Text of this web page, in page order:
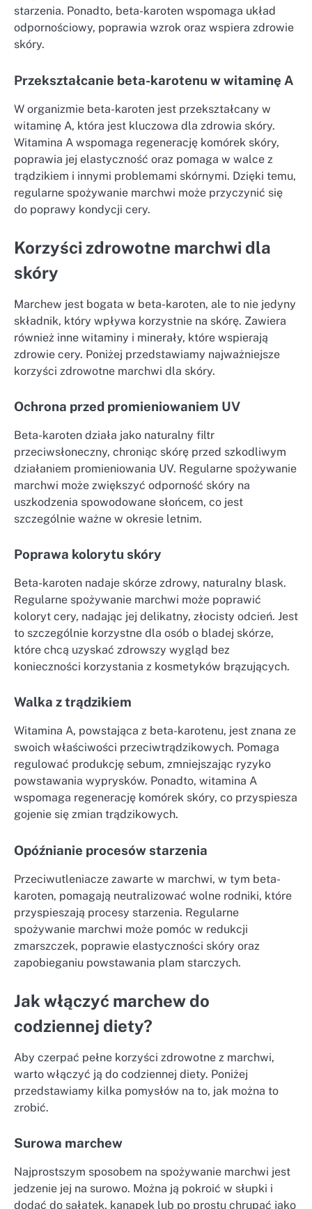
starzenia. Ponadto, beta-karoten wspomaga układ
odpornościowy, poprawia wzrok oraz wspiera zdrowie
skóry.
Przekształcanie beta-karotenu w witaminę A
W organizmie beta-karoten jest przekształcany w
witaminę A, która jest kluczowa dla zdrowia skóry.
Witamina A wspomaga regenerację komórek skóry,
poprawia jej elastyczność oraz pomaga w walce z
trądzikiem i innymi problemami skórnymi. Dzięki temu,
regularne spożywanie marchwi może przyczynić się
do poprawy kondycji cery.
Korzyści zdrowotne marchwi dla
skóry
Marchew jest bogata w beta-karoten, ale to nie jedyny
składnik, który wpływa korzystnie na skórę. Zawiera
również inne witaminy i minerały, które wspierają
zdrowie cery. Poniżej przedstawiamy najważniejsze
korzyści zdrowotne marchwi dla skóry.
Ochrona przed promieniowaniem UV
Beta-karoten działa jako naturalny filtr
przeciwsłoneczny, chroniąc skórę przed szkodliwym
działaniem promieniowania UV. Regularne spożywanie
marchwi może zwiększyć odporność skóry na
uszkodzenia spowodowane słońcem, co jest
szczególnie ważne w okresie letnim.
Poprawa kolorytu skóry
Beta-karoten nadaje skórze zdrowy, naturalny blask.
Regularne spożywanie marchwi może poprawić
koloryt cery, nadając jej delikatny, złocisty odcień. Jest
to szczególnie korzystne dla osób o bladej skórze,
które chcą uzyskać zdrowszy wygląd bez
konieczności korzystania z kosmetyków brązujących.
Walka z trądzikiem
Witamina A, powstająca z beta-karotenu, jest znana ze
swoich właściwości przeciwtrądzikowych. Pomaga
regulować produkcję sebum, zmniejszając ryzyko
powstawania wyprysków. Ponadto, witamina A
wspomaga regenerację komórek skóry, co przyspiesza
gojenie się zmian trądzikowych.
Opóźnianie procesów starzenia
Przeciwutleniacze zawarte w marchwi, w tym beta-
karoten, pomagają neutralizować wolne rodniki, które
przyspieszają procesy starzenia. Regularne
spożywanie marchwi może pomóc w redukcji
zmarszczek, poprawie elastyczności skóry oraz
zapobieganiu powstawania plam starczych.
Jak włączyć marchew do
codziennej diety?
Aby czerpać pełne korzyści zdrowotne z marchwi,
warto włączyć ją do codziennej diety. Poniżej
przedstawiamy kilka pomysłów na to, jak można to
zrobić.
Surowa marchew
Najprostszym sposobem na spożywanie marchwi jest
jedzenie jej na surowo. Można ją pokroić w słupki i
dodać do sałatek, kanapek lub po prostu chrupać jako